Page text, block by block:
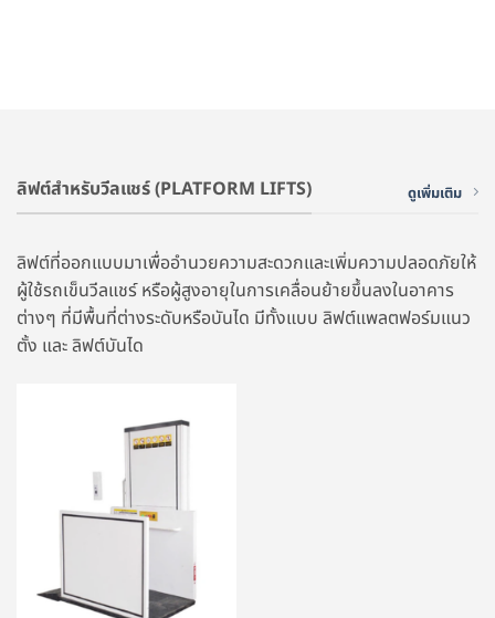
ลิฟต์สำหรับวีลแชร์ (PLATFORM LIFTS) ดูเพิ่มเติม
ลิฟต์ที่ออกแบบมาเพื่ออำนวยความสะดวกและเพิ่มความปลอดภัยให้
ผู้ใช้รถเข็นวีลแชร์ หรือผู้สูงอายุในการเคลื่อนย้ายขึ้นลงในอาคาร
ต่างๆ ที่มีพื้นที่ต่างระดับหรือบันได มีทั้งแบบ ลิฟต์แพลตฟอร์มแนว
ตั้ง และ ลิฟต์บันได